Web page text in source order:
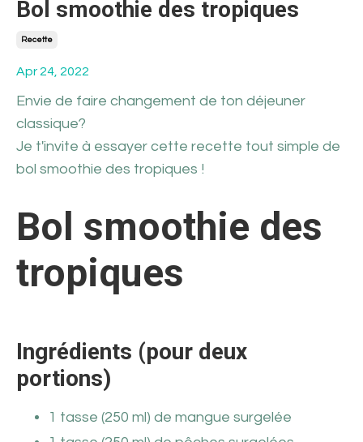
Bol smoothie des tropiques
Recette
Apr 24, 2022
Envie de faire changement de ton déjeuner
classique?
Je t'invite à essayer cette recette tout simple de
bol smoothie des tropiques !
Bol smoothie des
tropiques
Ingrédients (pour deux
portions)
1 tasse (250 ml) de mangue surgelée